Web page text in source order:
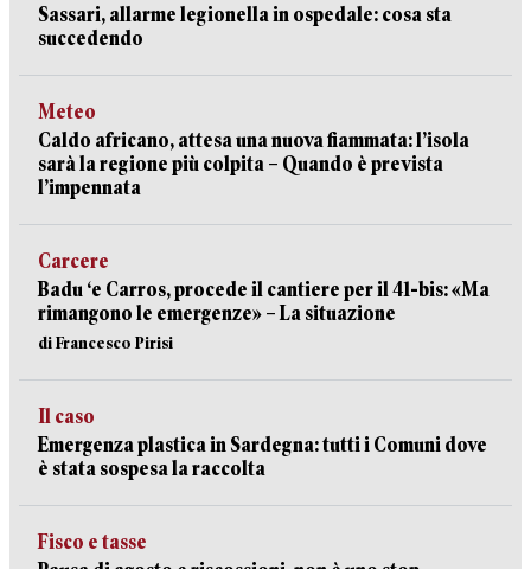
Sassari, allarme legionella in ospedale: cosa sta
succedendo
Meteo
Caldo africano, attesa una nuova fiammata: l’isola
sarà la regione più colpita – Quando è prevista
l’impennata
Carcere
Badu ‘e Carros, procede il cantiere per il 41-bis: «Ma
rimangono le emergenze» – La situazione
di Francesco Pirisi
Il caso
Emergenza plastica in Sardegna: tutti i Comuni dove
è stata sospesa la raccolta
Fisco e tasse